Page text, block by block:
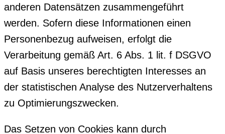
anderen Datensätzen zusammengeführt
werden. Sofern diese Informationen einen
Personenbezug aufweisen, erfolgt die
Verarbeitung gemäß Art. 6 Abs. 1 lit. f DSGVO
auf Basis unseres berechtigten Interesses an
der statistischen Analyse des Nutzerverhaltens
zu Optimierungszwecken.
Das Setzen von Cookies kann durch